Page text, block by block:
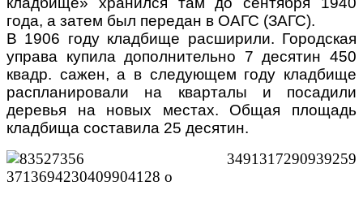
года, а затем был передан в ОАГС (ЗАГС).
В 1906 году кладбище расширили. Городская
управа купила дополнительно 7 десятин 450
квадр. сажен, а в следующем году кладбище
распланировали на кварталы и посадили
деревья на новых местах. Общая площадь
кладбища составила 25 десятин.